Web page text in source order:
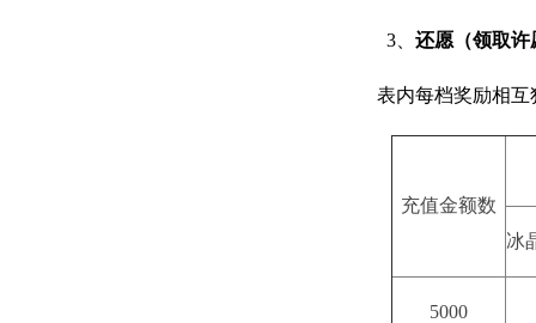
3、 还愿 （领取许
表内每档奖励相
充值金额数
冰
5000